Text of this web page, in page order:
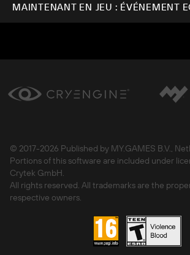
MAINTENANT EN JEU : ÉVÉNEMENT
© 2017-2026 Published by MY.GAMES B.V.,
Portions of this software are included under
Crytek GmbH.
All rights reserved. All trademarks are the
respective owners.